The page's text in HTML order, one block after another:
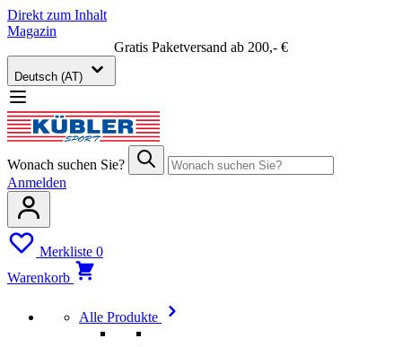
Direkt zum Inhalt
Magazin
Gratis Paketversand ab 200,- €
Deutsch (AT)
Wonach suchen Sie?
Anmelden
Merkliste 0
Warenkorb
Alle Produkte